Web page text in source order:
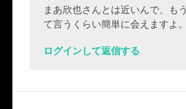
まあ欣也さんとは近いんで、も
て言うくらい簡単に会えますよ。
ログインして返信する